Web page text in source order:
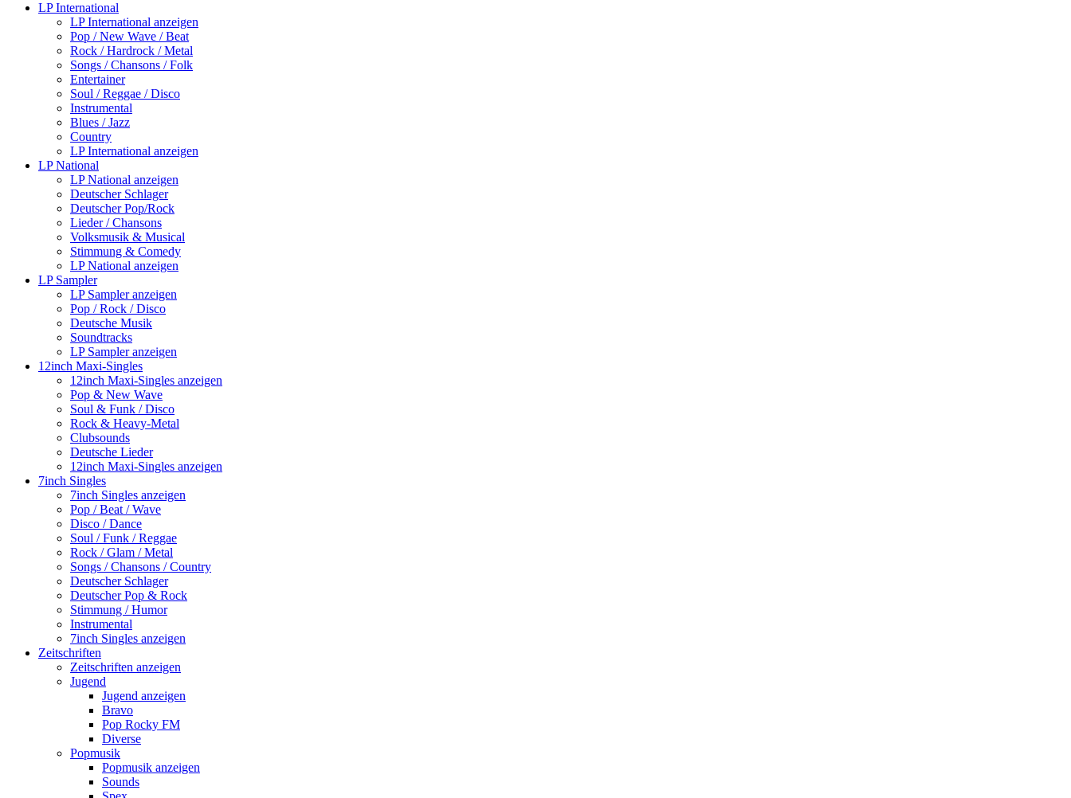
LP International
LP International anzeigen
Pop / New Wave / Beat
Rock / Hardrock / Metal
Songs / Chansons / Folk
Entertainer
Soul / Reggae / Disco
Instrumental
Blues / Jazz
Country
LP International anzeigen
LP National
LP National anzeigen
Deutscher Schlager
Deutscher Pop/Rock
Lieder / Chansons
Volksmusik & Musical
Stimmung & Comedy
LP National anzeigen
LP Sampler
LP Sampler anzeigen
Pop / Rock / Disco
Deutsche Musik
Soundtracks
LP Sampler anzeigen
12inch Maxi-Singles
12inch Maxi-Singles anzeigen
Pop & New Wave
Soul & Funk / Disco
Rock & Heavy-Metal
Clubsounds
Deutsche Lieder
12inch Maxi-Singles anzeigen
7inch Singles
7inch Singles anzeigen
Pop / Beat / Wave
Disco / Dance
Soul / Funk / Reggae
Rock / Glam / Metal
Songs / Chansons / Country
Deutscher Schlager
Deutscher Pop & Rock
Stimmung / Humor
Instrumental
7inch Singles anzeigen
Zeitschriften
Zeitschriften anzeigen
Jugend
Jugend anzeigen
Bravo
Pop Rocky FM
Diverse
Popmusik
Popmusik anzeigen
Sounds